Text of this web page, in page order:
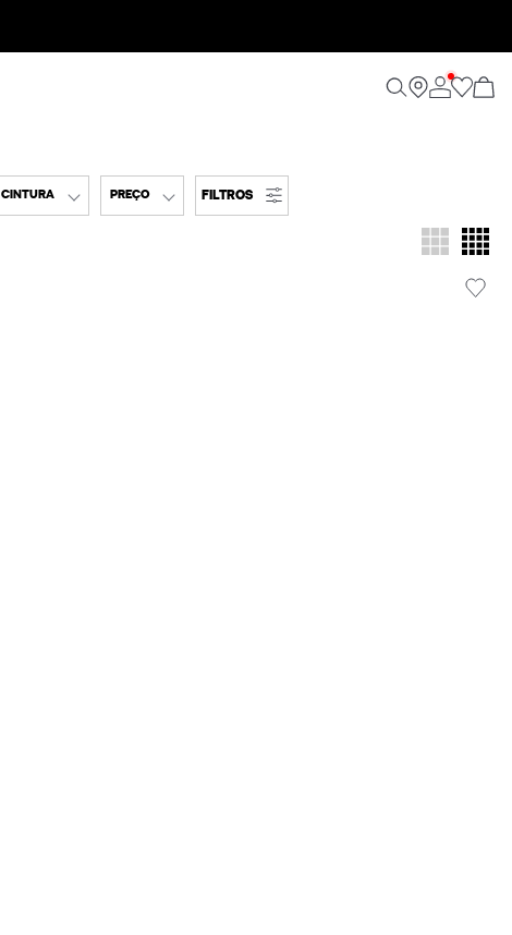
CINTURA PREÇO FILTROS